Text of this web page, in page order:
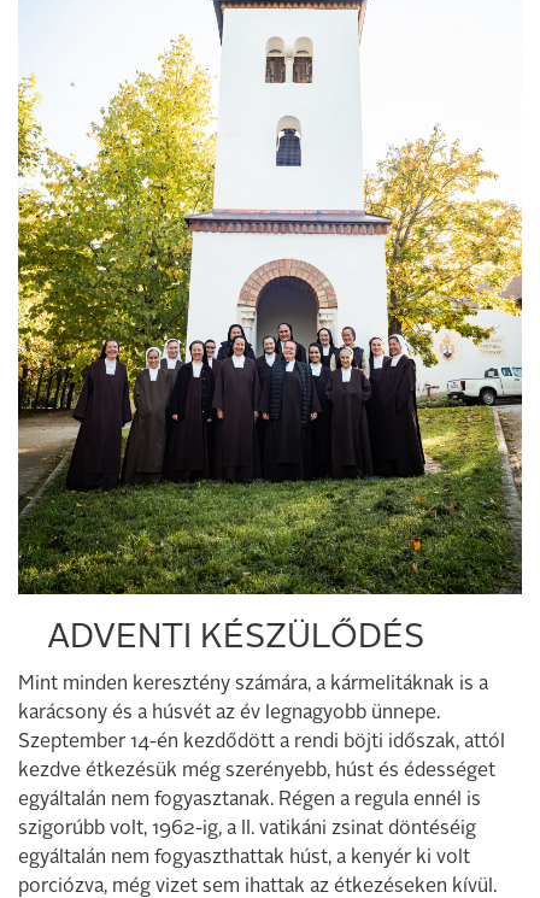
ADVENTI KÉSZÜLŐDÉS
Mint minden keresztény számára, a kármelitáknak is a
karácsony és a húsvét az év legnagyobb ünnepe.
Szeptember 14-én kezdődött a rendi böjti időszak, attól
kezdve étkezésük még szerényebb, húst és édességet
egyáltalán nem fogyasztanak. Régen a regula ennél is
szigorúbb volt, 1962-ig, a II. vatikáni zsinat döntéséig
egyáltalán nem fogyaszthattak húst, a kenyér ki volt
porciózva, még vizet sem ihattak az étkezéseken kívül.